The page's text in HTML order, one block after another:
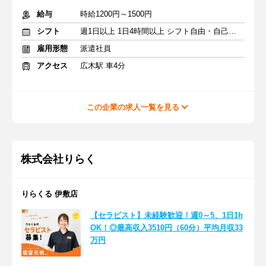
給与
時給1200円～1500円
シフト
週1日以上 1日4時間以上 シフト自由・自己申告
雇用形態
派遣社員
アクセス
広木駅 車4分
この企業の求人一覧を見る
株式会社りらく
りらくる 伊敷店
【セラピスト】未経験歓迎！週0～5、1日1h
OK！◎最高収入3510円（60分）平均月収33
万円